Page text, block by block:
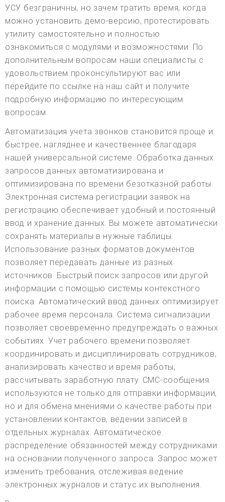
УСУ безграничны, но зачем тратить время, когда
можно установить демо-версию, протестировать
утилиту самостоятельно и полностью
ознакомиться с модулями и возможностями. По
дополнительным вопросам наши специалисты с
удовольствием проконсультируют вас или
перейдите по ссылке на наш сайт и получите
подробную информацию по интересующим
вопросам.
Автоматизация учета звонков становится проще и
быстрее, нагляднее и качественнее благодаря
нашей универсальной системе. Обработка данных
запросов данных автоматизирована и
оптимизирована по времени безотказной работы.
Электронная система регистрации заявок на
регистрацию обеспечивает удобный и постоянный
ввод и хранение данных. Вы можете автоматически
сохранять материалы в нужные таблицы.
Использование разных форматов документов
позволяет передавать данные из разных
источников. Быстрый поиск запросов или другой
информации с помощью системы контекстного
поиска. Автоматический ввод данных оптимизирует
рабочее время персонала. Система сигнализации
позволяет своевременно предупреждать о важных
событиях. Учет рабочего времени позволяет
координировать и дисциплинировать сотрудников,
анализировать качество и время работы,
рассчитывать заработную плату. СМС-сообщения
используются не только для отправки информации,
но и для обмена мнениями о качестве работы при
установлении контактов, ведении записей в
отдельных журналах. Автоматическое
распределение обязанностей между сотрудниками
на основании полученного запроса. Запрос может
изменить требования, отслеживая ведение
электронных журналов и статус их выполнения.